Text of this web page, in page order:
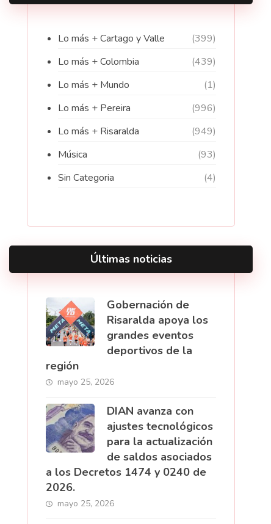
Lo más + Cartago y Valle
(399)
Lo más + Colombia
(439)
Lo más + Mundo
(1)
Lo más + Pereira
(996)
Lo más + Risaralda
(949)
Música
(93)
Sin Categoria
(4)
Últimas noticias
Gobernación de
Risaralda apoya los
grandes eventos
deportivos de la
región
mayo 25, 2026
DIAN avanza con
ajustes tecnológicos
para la actualización
de saldos asociados
a los Decretos 1474 y 0240 de
2026.
mayo 25, 2026